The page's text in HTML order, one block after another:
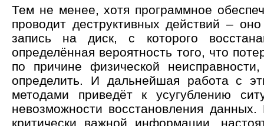
Тем не менее, хотя программное
проводит деструктивных действий –
запись на диск, с которого
определённая вероятность того, что
по причине физической
определить. И дальнейшая работа с
методами приведёт к усугублению
невозможности восстановления
критически важной информации,